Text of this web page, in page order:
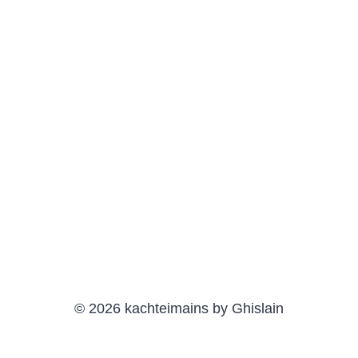
© 2026 kachteimains by Ghislain